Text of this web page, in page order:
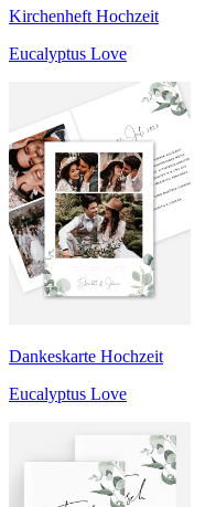
Kirchenheft Hochzeit
Eucalyptus Love
Dankeskarte Hochzeit
Eucalyptus Love